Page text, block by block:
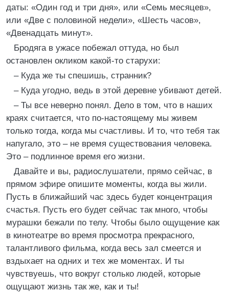
даты: «Один год и три дня», или «Семь месяцев»,
или «Две с половиной недели», «Шесть часов»,
«Двенадцать минут».
Бродяга в ужасе побежал оттуда, но был
остановлен окликом какой-то старухи:
– Куда же ты спешишь, странник?
– Куда угодно, ведь в этой деревне убивают детей.
– Ты все неверно понял. Дело в том, что в наших
краях считается, что по-настоящему мы живем
только тогда, когда мы счастливы. И то, что тебя так
напугало, это – не время существования человека.
Это – подлинное время его жизни.
Давайте и вы, радиослушатели, прямо сейчас, в
прямом эфире опишите моменты, когда вы жили.
Пусть в ближайший час здесь будет концентрация
счастья. Пусть его будет сейчас так много, чтобы
мурашки бежали по телу. Чтобы было ощущение как
в кинотеатре во время просмотра прекрасного,
талантливого фильма, когда весь зал смеется и
вздыхает на одних и тех же моментах. И ты
чувствуешь, что вокруг столько людей, которые
ощущают жизнь так же, как и ты!